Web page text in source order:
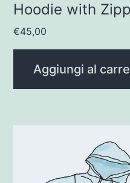
Hoodie with
€45,00
Aggiungi al